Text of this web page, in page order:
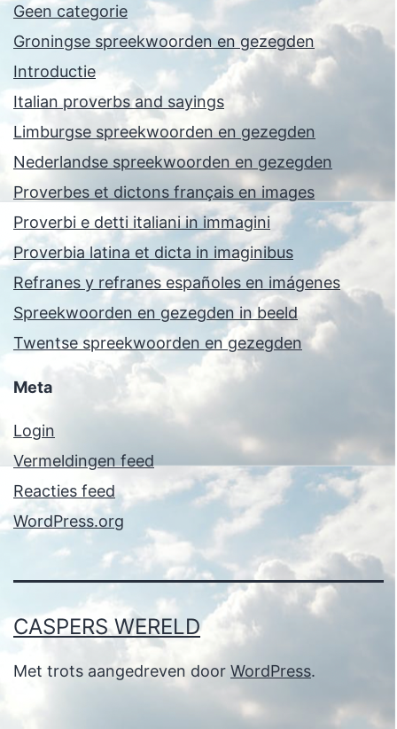
Geen categorie
Groningse spreekwoorden en gezegden
Introductie
Italian proverbs and sayings
Limburgse spreekwoorden en gezegden
Nederlandse spreekwoorden en gezegden
Proverbes et dictons français en images
Proverbi e detti italiani in immagini
Proverbia latina et dicta in imaginibus
Refranes y refranes españoles en imágenes
Spreekwoorden en gezegden in beeld
Twentse spreekwoorden en gezegden
Meta
Login
Vermeldingen feed
Reacties feed
WordPress.org
CASPERS WERELD
Met trots aangedreven door WordPress.